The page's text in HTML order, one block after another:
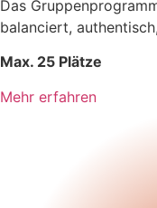
Das
balanciert,
Max. 25 Plätze
Mehr erfahren